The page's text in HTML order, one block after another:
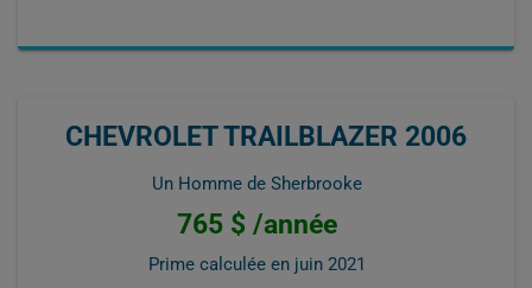
CHEVROLET TRAILBLAZER 2006
Un Homme de Sherbrooke
765 $ /année
Prime calculée en juin 2021